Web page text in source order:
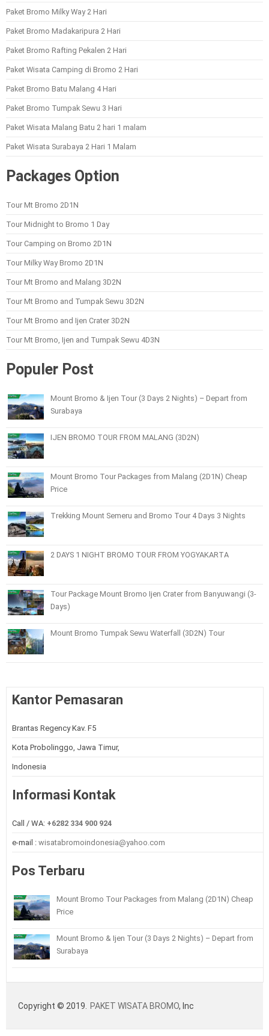
Paket Bromo Milky Way 2 Hari
Paket Bromo Madakaripura 2 Hari
Paket Bromo Rafting Pekalen 2 Hari
Paket Wisata Camping di Bromo 2 Hari
Paket Bromo Batu Malang 4 Hari
Paket Bromo Tumpak Sewu 3 Hari
Paket Wisata Malang Batu 2 hari 1 malam
Paket Wisata Surabaya 2 Hari 1 Malam
Packages Option
Tour Mt Bromo 2D1N
Tour Midnight to Bromo 1 Day
Tour Camping on Bromo 2D1N
Tour Milky Way Bromo 2D1N
Tour Mt Bromo and Malang 3D2N
Tour Mt Bromo and Tumpak Sewu 3D2N
Tour Mt Bromo and Ijen Crater 3D2N
Tour Mt Bromo, Ijen and Tumpak Sewu 4D3N
Populer Post
Mount Bromo & Ijen Tour (3 Days 2 Nights) – Depart from
Surabaya
IJEN BROMO TOUR FROM MALANG (3D2N)
Mount Bromo Tour Packages from Malang (2D1N) Cheap
Price
Trekking Mount Semeru and Bromo Tour 4 Days 3 Nights
2 DAYS 1 NIGHT BROMO TOUR FROM YOGYAKARTA
Tour Package Mount Bromo Ijen Crater from Banyuwangi (3-
Days)
Mount Bromo Tumpak Sewu Waterfall (3D2N) Tour
Kantor Pemasaran
Brantas Regency Kav. F5
Kota Probolinggo, Jawa Timur,
Indonesia
Informasi Kontak
Call / WA: +6282 334 900 924
e-mail : wisatabromoindonesia@yahoo.com
Pos Terbaru
Mount Bromo Tour Packages from Malang (2D1N) Cheap
Price
Mount Bromo & Ijen Tour (3 Days 2 Nights) – Depart from
Surabaya
Copyright © 2019. PAKET WISATA BROMO, Inc